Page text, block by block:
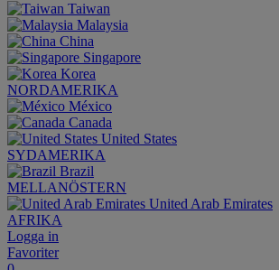
Taiwan
Malaysia
China
Singapore
Korea
NORDAMERIKA
México
Canada
United States
SYDAMERIKA
Brazil
MELLANÖSTERN
United Arab Emirates
AFRIKA
Logga in
Favoriter